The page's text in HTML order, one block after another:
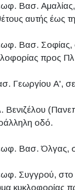
Βασ. Αμαλίας,
αυτής έως
Βασ. Σοφίας,
προς
Γεωργίου Α', σε
Βενιζέλου
οδό.
Βασ. Όλγας,
Συγγρού, στο
κυκλοφορίας